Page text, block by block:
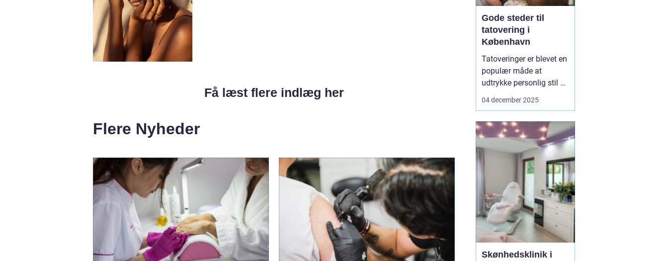
Få læst flere indlæg her
Flere Nyheder
Gode steder til
tatovering i
København
Tatoveringer er blevet en
populær måde at
udtrykke personlig stil og
fortælle unikke historier
blomstrer med talent og
kreativitet, er der en
stigende efterspø...
04 december 2025
Skønhedsklinik i